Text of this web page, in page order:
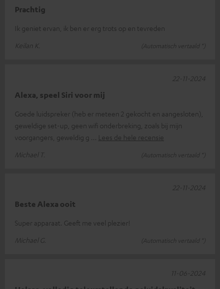
Prachtig
Ik geniet ervan, ik ben er erg trots op en tevreden
Keilan K.
(Automatisch vertaald *)
Alexa, speel Siri voor mij
Goede luidspreker (heb er meteen 2 gekocht en aangesloten),
geweldige set-up, geen wifi onderbreking, zoals bij mijn
voorgangers, geweldig g
Lees de hele recensie
Michael T.
(Automatisch vertaald *)
22-11-2024
Beste Alexa ooit
Super apparaat. Geeft me veel plezier!
Michael G.
(Automatisch vertaald *)
22-11-2024
11-06-2024